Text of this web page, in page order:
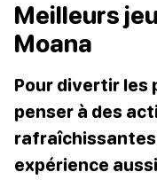
Meilleurs
Moana
Pour divertir les
penser à des
expérience